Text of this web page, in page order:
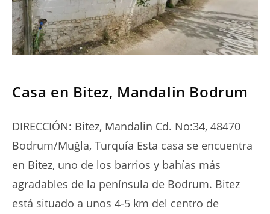
Casa en Bitez, Mandalin Bodrum
DIRECCIÓN: Bitez, Mandalin Cd. No:34, 48470
Bodrum/Muğla, Turquía Esta casa se encuentra
en Bitez, uno de los barrios y bahías más
agradables de la península de Bodrum. Bitez
está situado a unos 4-5 km del centro de